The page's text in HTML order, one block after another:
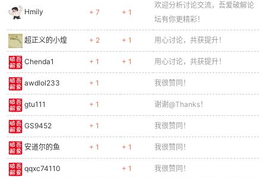
jie.
cn
Hmily + 7 + 1
欢迎分析讨论交流，吾爱破解论
坛有你更精彩！
超正义的小煌 + 2 + 1 用心讨论，共获提升！
Chenda1 + 1 + 1 用心讨论，共获提升！
awdlol233 + 1 我很赞同！
gtu111 + 1 谢谢@Thanks！
GS9452 + 1 我很赞同！
安道尔的鱼 + 1 + 1 我很赞同！
qqxc74110 + 1 我很赞同！